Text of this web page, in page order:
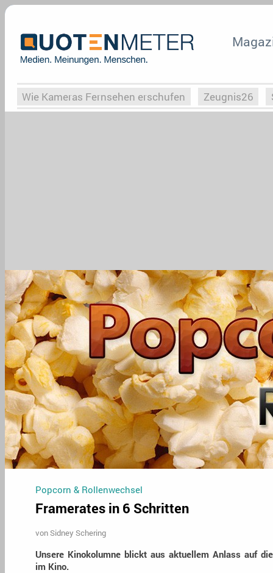
Wie Kameras Fernsehen erschufen Zeugnis26
Popcorn & Rollenwechsel
Framerates in 6 Schritten
vonSidney Schering
Unsere Kinokolumne blickt aus aktuellem Anlass auf
im Kino.